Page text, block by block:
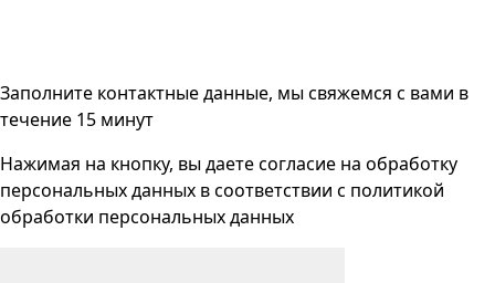
Заполните контактные данные, мы свяжемся с вами в
течение 15 минут
Нажимая на кнопку, вы даете согласие на обработку
персональных данных в соответствии с политикой
обработки персональных данных